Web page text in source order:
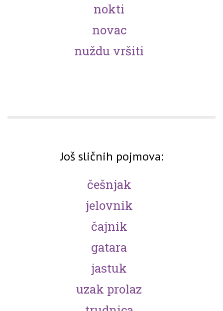
nokti
novac
nuždu vršiti
Još sličnih pojmova:
češnjak
jelovnik
čajnik
gatara
jastuk
uzak prolaz